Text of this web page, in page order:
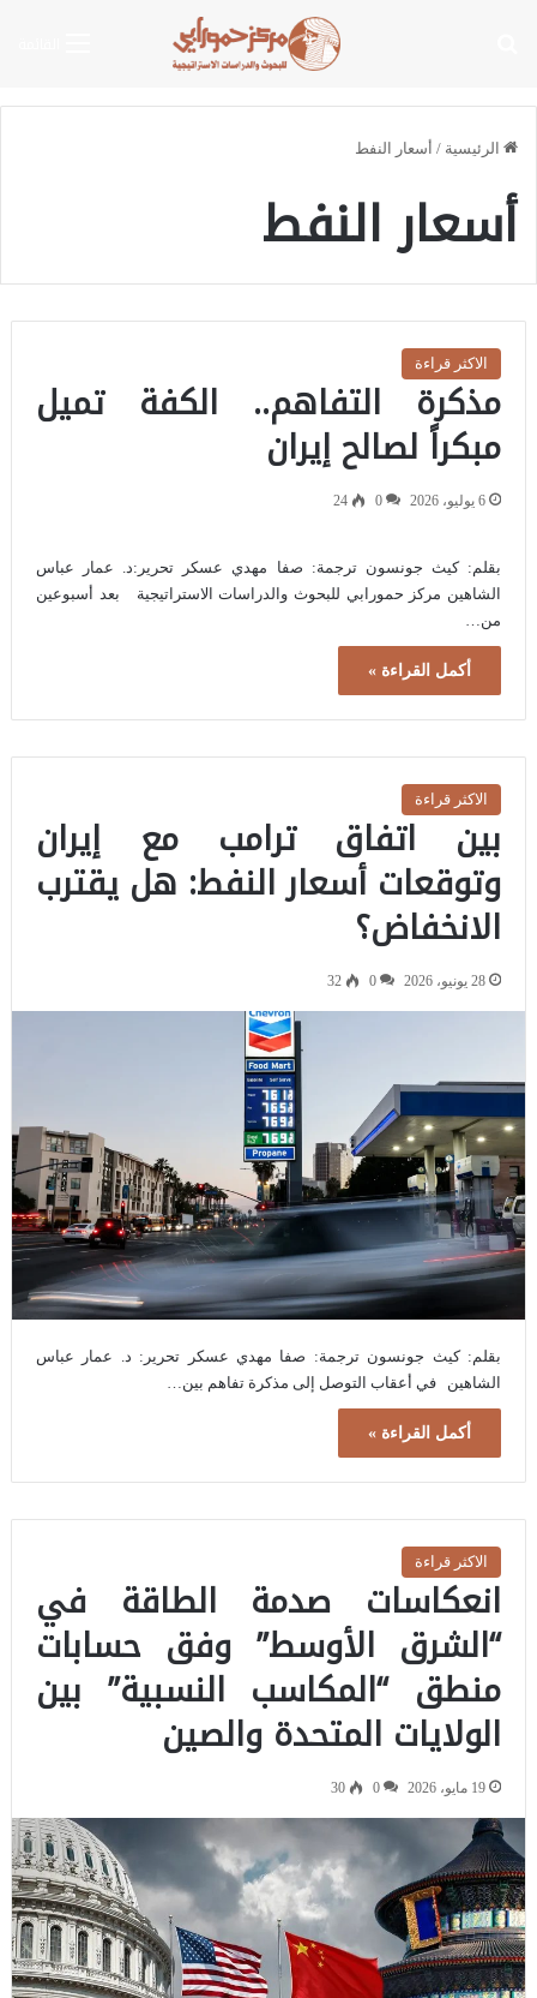
الرئيسية / أسعار النفط
أسعار النفط
الاكثر قراءة
مذكرة التفاهم.. الكفة تميل
مبكراً لصالح إيران
6 يوليو، 2026 0
24
بقلم: كيث جونسون ترجمة: صفا مهدي عسكر تحرير:د. عمار عباس
الشاهين مركز حمورابي للبحوث والدراسات الاستراتيجية بعد أسبوعين
من…
أكمل القراءة »
الاكثر قراءة
بين اتفاق ترامب مع إيران
وتوقعات أسعار النفط: هل يقترب
الانخفاض؟
28 يونيو، 2026 0
32
بقلم: كيث جونسون ترجمة: صفا مهدي عسكر تحرير: د. عمار عباس
الشاهين في أعقاب التوصل إلى مذكرة تفاهم بين…
أكمل القراءة »
الاكثر قراءة
انعكاسات صدمة الطاقة في
“الشرق الأوسط” وفق حسابات
منطق “المكاسب النسبية” بين
الولايات المتحدة والصين
19 مايو، 2026 0
30